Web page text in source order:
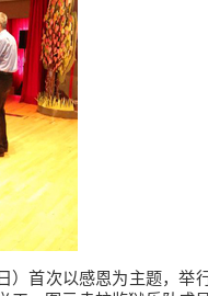
）首次以感恩为主题，举